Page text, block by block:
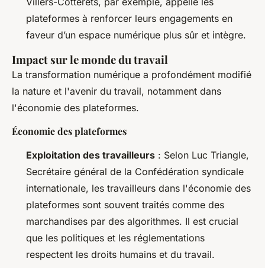
plateformes à renforcer leurs engagements en
faveur d’un espace numérique plus sûr et intègre.
Impact sur le monde du travail
La transformation numérique a profondément modifié
la nature et l'avenir du travail, notamment dans
l'économie des plateformes.
Économie des plateformes
Exploitation des travailleurs : Selon Luc Triangle,
Secrétaire général de la Confédération syndicale
internationale, les travailleurs dans l'économie des
plateformes sont souvent traités comme des
marchandises par des algorithmes. Il est crucial
que les politiques et les réglementations
respectent les droits humains et du travail.